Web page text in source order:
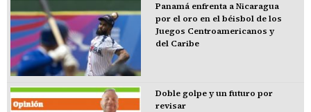
Panamá enfrenta a Nicaragua
por el oro en el béisbol de los
Juegos Centroamericanos y
del Caribe
Doble golpe y un futuro por
revisar